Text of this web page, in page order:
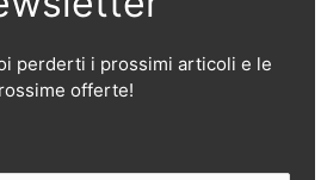
perderti i prossimi articoli e le
offerte!